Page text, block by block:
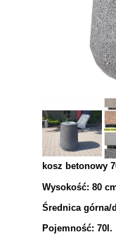
kosz betonowy
Wysokość: 80
Średnica górna/
Pojemność: 70l.